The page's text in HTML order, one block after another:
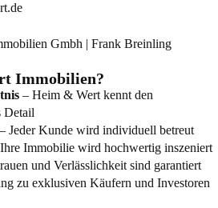
Immobilien?
– Heim & Wert kennt den
Detail
– Jeder Kunde wird individuell betreut
Immobilie wird hochwertig inszeniert
und Verlässlichkeit sind garantiert
zu exklusiven Käufern und Investoren